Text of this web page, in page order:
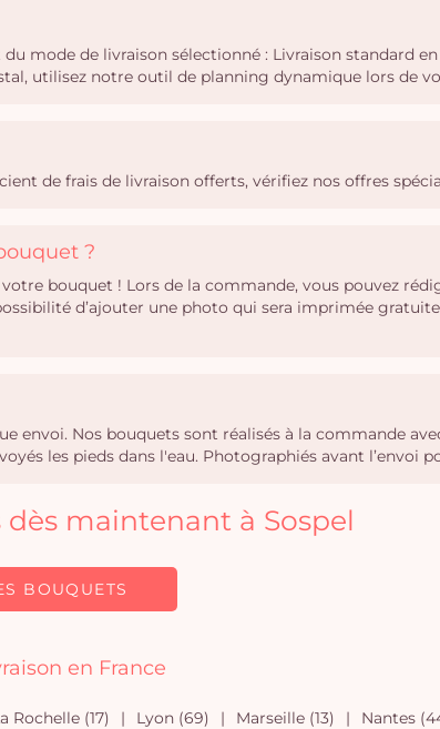
mode de livraison sélectionné : Livraison standard
utilisez notre outil de planning dynamique lors de
de frais de livraison offerts, vérifiez nos offres
?
bouquet ! Lors de la commande, vous pouvez
d’ajouter une photo qui sera imprimée
envoi. Nos bouquets sont réalisés à la commande
les pieds dans l'eau. Photographiés avant l’envoi
dès maintenant à Sospel
BOUQUETS
en France
Rochelle (17) Lyon (69) Marseille (13) Nantes